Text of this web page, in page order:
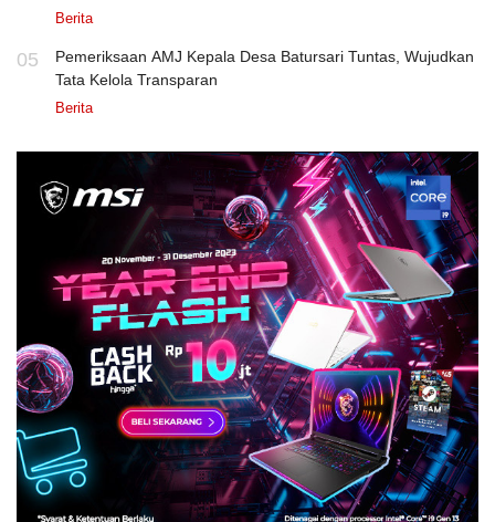
Berita
05
Pemeriksaan AMJ Kepala Desa Batursari Tuntas, Wujudkan
Tata Kelola Transparan
Berita